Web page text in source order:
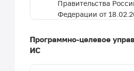
Татарстан по научно-
технической и
25 июня 2009 г.
Правительства
Федерации от
субсидии из
Программно-целевое
ИС